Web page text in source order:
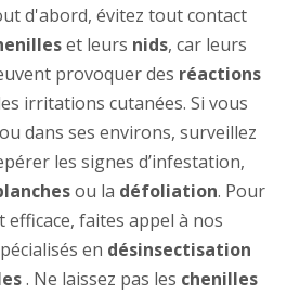
d'abord, évitez tout contact
et leurs nids, car leurs
provoquer des réactions
irritations cutanées. Si vous
dans ses environs, surveillez
les signes d’infestation,
ou la défoliation. Pour
faites appel à nos
en désinsectisation
. Ne laissez pas les chenilles